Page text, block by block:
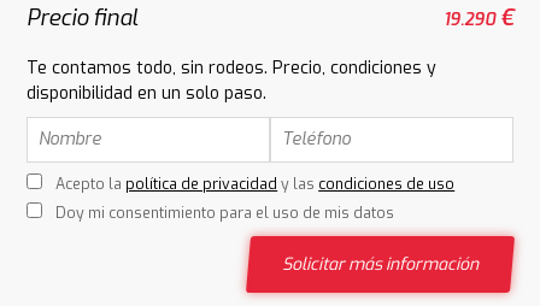
Precio final 19.290€
Te contamos todo, sin rodeos. Precio, condiciones y
disponibilidad en un solo paso.
Acepto la política de privacidad y las condiciones de uso
Doy mi consentimiento para el uso de mis datos
Solicitar más información